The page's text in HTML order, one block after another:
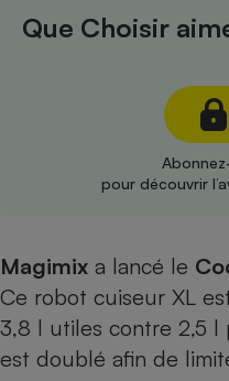
Que Choisir
pour découvrir
Magimix a lancé le
Ce robot cuiseur XL
3,8 l utiles contre 2,5 l
est doublé afin de